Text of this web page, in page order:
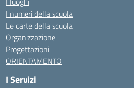
I numeri della scuola
Le carte della scuola
Organizzazione
Progettazioni
ORIENTAMENTO
I Servizi